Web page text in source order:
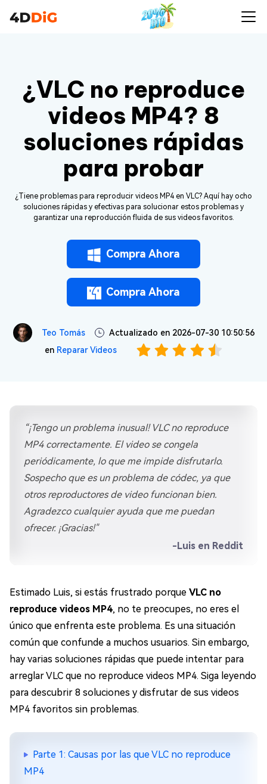
¿VLC no reproduce
videos MP4? 8
soluciones rápidas
para probar
¿Tiene problemas para reproducir videos MP4 en VLC? Aquí hay ocho
soluciones rápidas y efectivas para solucionar estos problemas y
garantizar una reproducción fluida de sus videos favoritos.
Compra Ahora
Compra Ahora
Teo Tomás
Actualizado en 2026-07-30 10:50:56
en Reparar Videos
“¡Tengo un problema inusual! VLC no reproduce
MP4 correctamente. El video se congela
periódicamente, lo que me impide disfrutarlo.
Sospecho que es un problema de códec, ya que
otros reproductores de video funcionan bien.
Agradezco cualquier ayuda que me puedan
ofrecer. ¡Gracias!"
-Luis en Reddit
Estimado Luis, si estás frustrado porque VLC no
reproduce videos MP4, no te preocupes, no eres el
único que enfrenta este problema. Es una situación
común que confunde a muchos usuarios. Sin embargo,
hay varias soluciones rápidas que puede intentar para
arreglar VLC que no reproduce videos MP4. Siga leyendo
para descubrir 8 soluciones y disfrutar de sus videos
MP4 favoritos sin problemas.
Parte 1: Causas por las que VLC no reproduce
MP4